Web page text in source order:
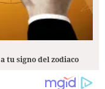
tu signo del zodiaco